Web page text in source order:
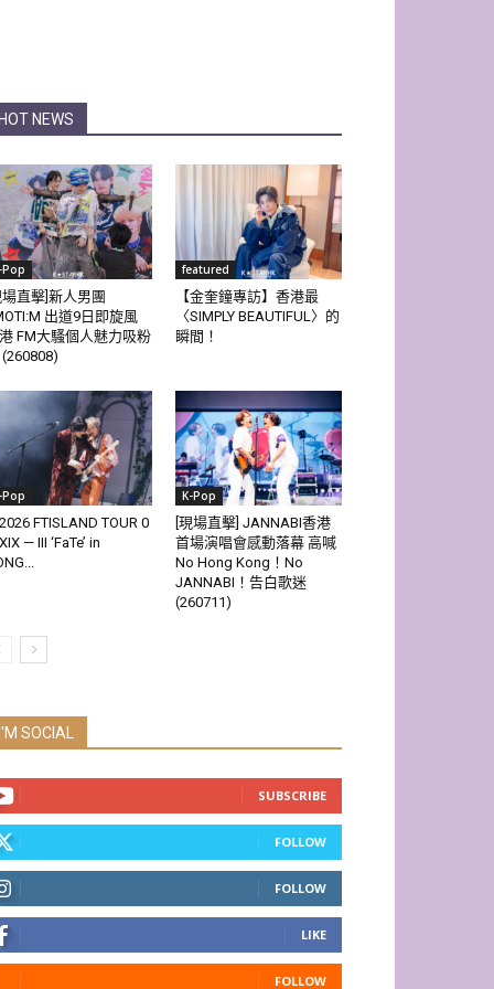
HOT NEWS
Pop
場直擊]新人男團
出道9日即旋風
FM大騷個人魅力吸粉
featured
【金奎鐘專訪】香港最
〈SIMPLY BEAUTIFUL〉的
瞬間！
Pop
2026 FTISLAND TOUR 0
— III ‘FaTe’ in
K-Pop
[現場直擊] JANNABI香港
首場演唱會感動落幕 高喊
No Hong Kong！No
JANNABI！告白歌迷
(260711)
I'M SOCIAL
SUBSCRIBE
FOLLOW
FOLLOW
LIKE
FOLLOW